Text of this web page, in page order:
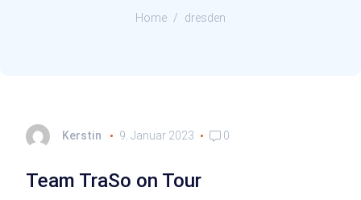
Home / dresden
Kerstin 9. Januar 2023 0
Team TraSo on Tour